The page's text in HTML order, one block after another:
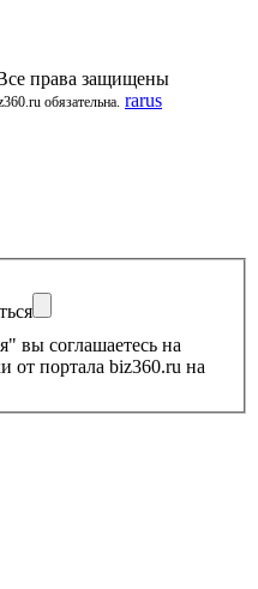
права защищены
обязательна. rarus
вы соглашаетесь на
от портала biz360.ru на